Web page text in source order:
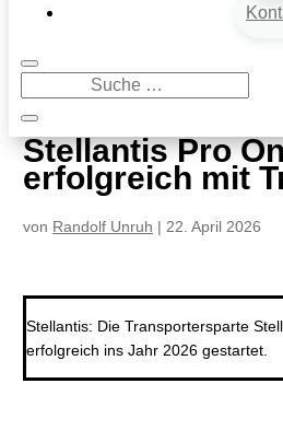
9
Stellantis Pro One: erfolgreich mit
Stellantis Pro
erfolgreich mit
von Randolf Unruh | 22. April 2026
Stellantis: Die Transportersparte
erfolgreich ins Jahr 2026 gestartet.